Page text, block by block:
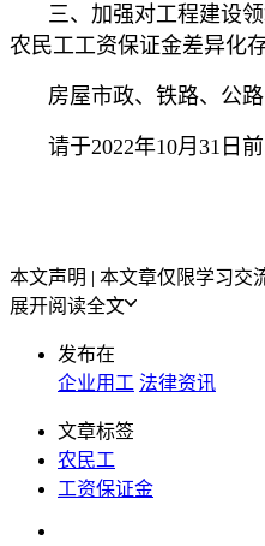
三、加强对工程建设
农民工工资保证金差异化
房屋市政、铁路、公
请于2022年10月31日
本文声明 | 本文章仅限学习交
展开阅读全文
发布在
企业用工 法律资讯
文章标签
农民工
工资保证金